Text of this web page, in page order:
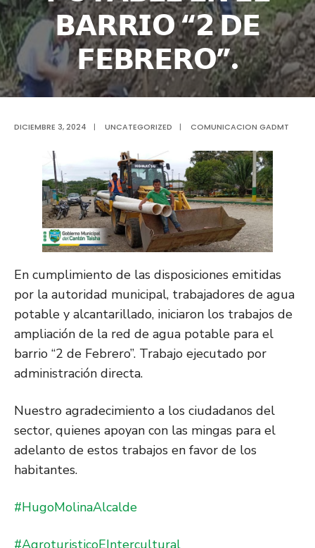
𝗕𝗔𝗥𝗥𝗜𝗢 “𝟮 𝗗𝗘
𝗙𝗘𝗕𝗥𝗘𝗥𝗢”.
DICIEMBRE 3, 2024 | UNCATEGORIZED | COMUNICACION GADMT
En cumplimiento de las disposiciones emitidas
por la autoridad municipal, trabajadores de agua
potable y alcantarillado, iniciaron los trabajos de
ampliación de la red de agua potable para el
barrio “2 de Febrero”. Trabajo ejecutado por
administración directa.
Nuestro agradecimiento a los ciudadanos del
sector, quienes apoyan con las mingas para el
adelanto de estos trabajos en favor de los
habitantes.
#HugoMolinaAlcalde
#AgroturisticoEIntercultural